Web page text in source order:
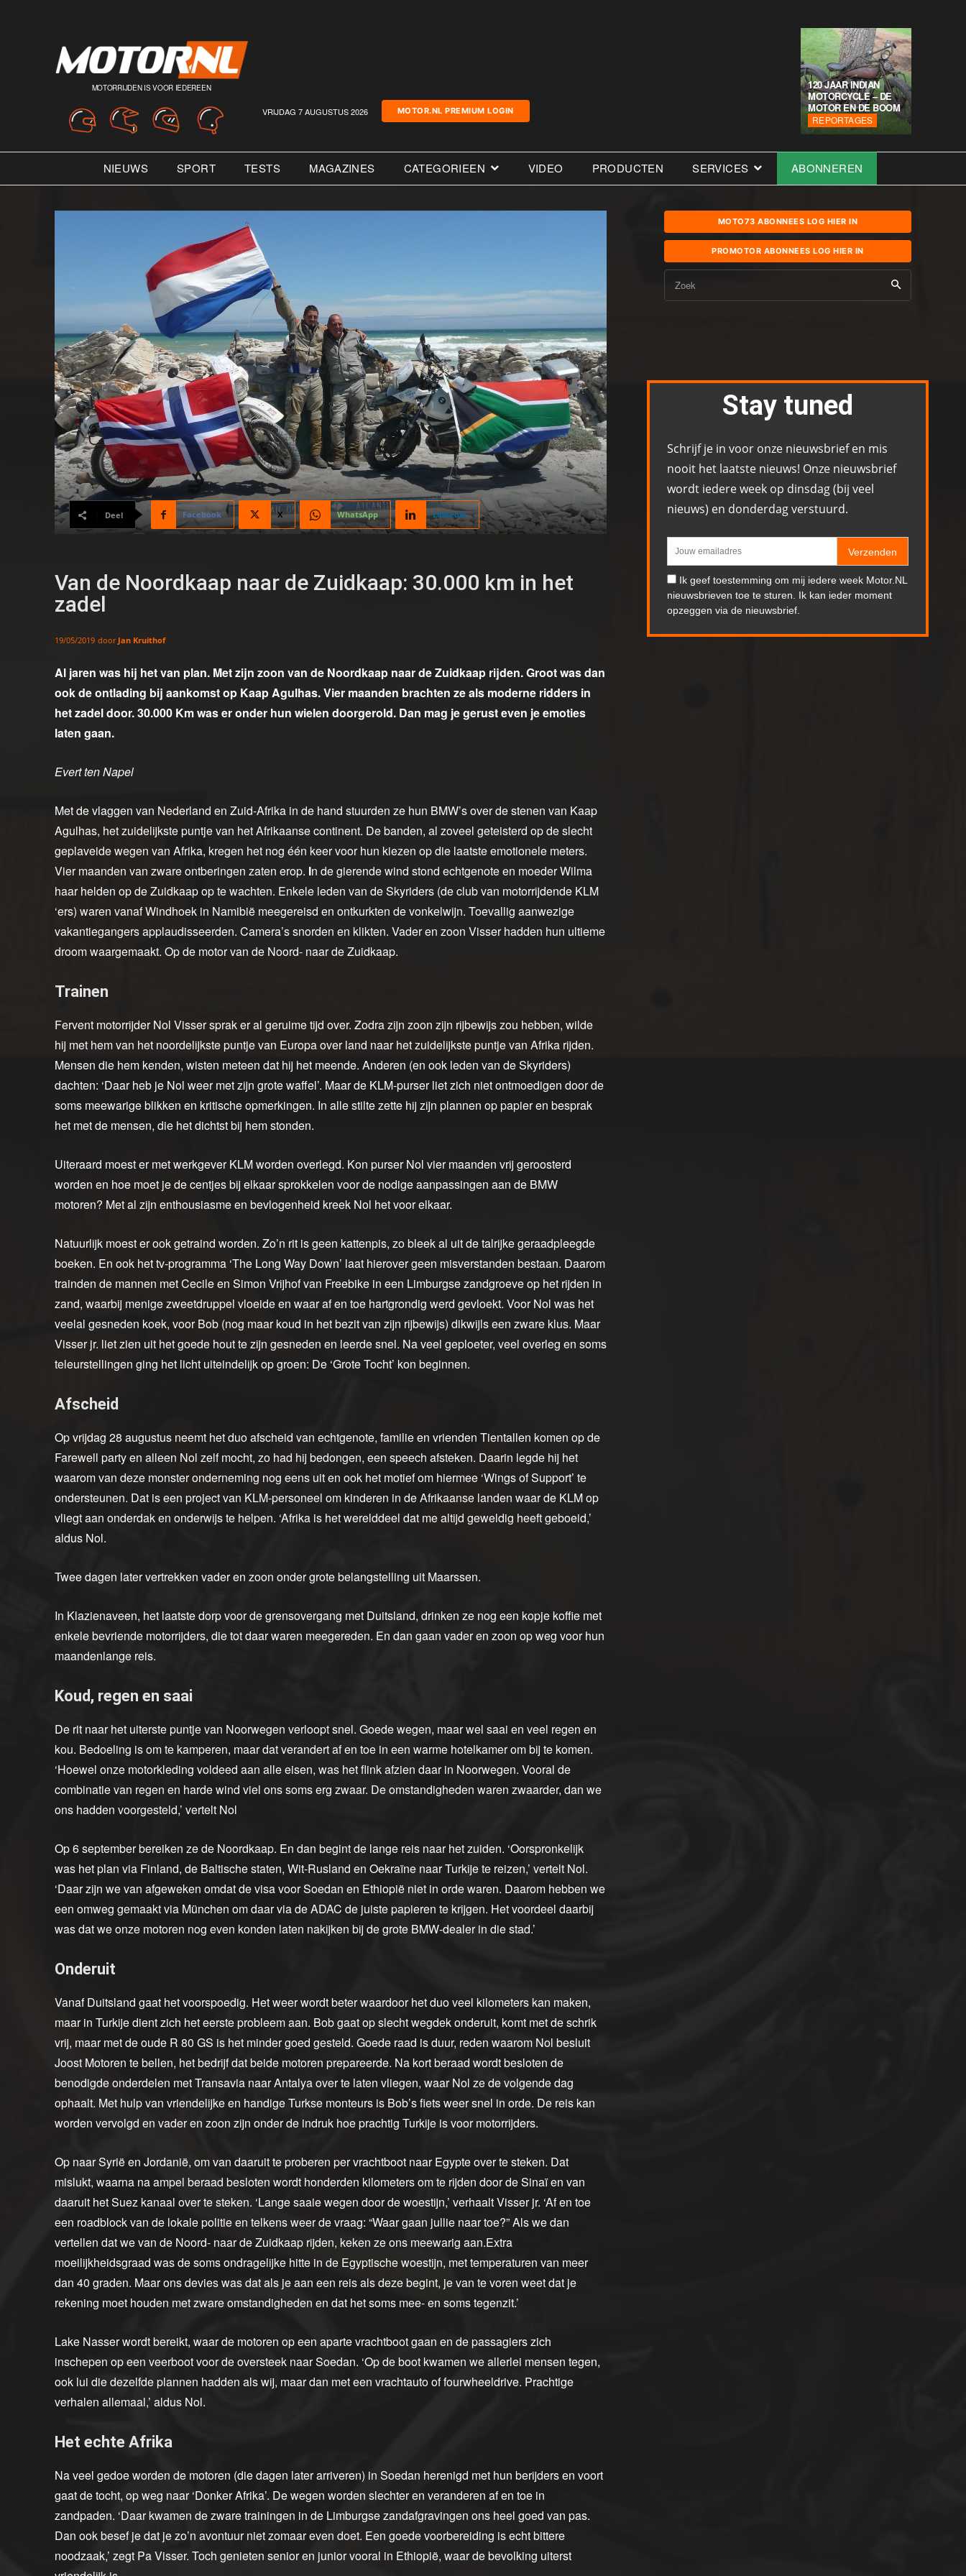
MOTORRIJDEN IS VOOR IEDEREEN
VRIJDAG 7 AUGUSTUS 2026 MOTOR.NL PREMIUM LOGIN
120 JAAR INDIAN
MOTORCYCLE – DE
MOTOR EN DE BOOM
REPORTAGES
NIEUWS SPORT TESTS MAGAZINES CATEGORIEEN VIDEO PRODUCTEN SERVICES ABONNEREN
Deel Facebook X WhatsApp Linkedin
Van de Noordkaap naar de Zuidkaap: 30.000 km in het
zadel
19/05/2019 door Jan Kruithof
Al jaren was hij het van plan. Met zijn zoon van de Noordkaap naar de Zuidkaap rijden. Groot was dan
ook de ontlading bij aankomst op Kaap Agulhas. Vier maanden brachten ze als moderne ridders in
het zadel door. 30.000 Km was er onder hun wielen doorgerold. Dan mag je gerust even je emoties
laten gaan.
Evert ten Napel
Met de vlaggen van Nederland en Zuid-Afrika in de hand stuurden ze hun BMW’s over de stenen van Kaap
Agulhas, het zuidelijkste puntje van het Afrikaanse continent. De banden, al zoveel geteisterd op de slecht
geplaveide wegen van Afrika, kregen het nog één keer voor hun kiezen op die laatste emotionele meters.
Vier maanden van zware ontberingen zaten erop. In de gierende wind stond echtgenote en moeder Wilma
haar helden op de Zuidkaap op te wachten. Enkele leden van de Skyriders (de club van motorrijdende KLM
‘ers) waren vanaf Windhoek in Namibië meegereisd en ontkurkten de vonkelwijn. Toevallig aanwezige
vakantiegangers applaudisseerden. Camera’s snorden en klikten. Vader en zoon Visser hadden hun ultieme
droom waargemaakt. Op de motor van de Noord- naar de Zuidkaap.
Trainen
Fervent motorrijder Nol Visser sprak er al geruime tijd over. Zodra zijn zoon zijn rijbewijs zou hebben, wilde
hij met hem van het noordelijkste puntje van Europa over land naar het zuidelijkste puntje van Afrika rijden.
Mensen die hem kenden, wisten meteen dat hij het meende. Anderen (en ook leden van de Skyriders)
dachten: ‘Daar heb je Nol weer met zijn grote waffel’. Maar de KLM-purser liet zich niet ontmoedigen door de
soms meewarige blikken en kritische opmerkingen. In alle stilte zette hij zijn plannen op papier en besprak
het met de mensen, die het dichtst bij hem stonden.
Uiteraard moest er met werkgever KLM worden overlegd. Kon purser Nol vier maanden vrij geroosterd
worden en hoe moet je de centjes bij elkaar sprokkelen voor de nodige aanpassingen aan de BMW
motoren? Met al zijn enthousiasme en bevlogenheid kreek Nol het voor elkaar.
Natuurlijk moest er ook getraind worden. Zo’n rit is geen kattenpis, zo bleek al uit de talrijke geraadpleegde
boeken. En ook het tv-programma ‘The Long Way Down’ laat hierover geen misverstanden bestaan. Daarom
trainden de mannen met Cecile en Simon Vrijhof van Freebike in een Limburgse zandgroeve op het rijden in
zand, waarbij menige zweetdruppel vloeide en waar af en toe hartgrondig werd gevloekt. Voor Nol was het
veelal gesneden koek, voor Bob (nog maar koud in het bezit van zijn rijbewijs) dikwijls een zware klus. Maar
Visser jr. liet zien uit het goede hout te zijn gesneden en leerde snel. Na veel geploeter, veel overleg en soms
teleurstellingen ging het licht uiteindelijk op groen: De ‘Grote Tocht’ kon beginnen.
Afscheid
Op vrijdag 28 augustus neemt het duo afscheid van echtgenote, familie en vrienden Tientallen komen op de
Farewell party en alleen Nol zelf mocht, zo had hij bedongen, een speech afsteken. Daarin legde hij het
waarom van deze monster onderneming nog eens uit en ook het motief om hiermee ‘Wings of Support’ te
ondersteunen. Dat is een project van KLM-personeel om kinderen in de Afrikaanse landen waar de KLM op
vliegt aan onderdak en onderwijs te helpen. ‘Afrika is het werelddeel dat me altijd geweldig heeft geboeid,’
aldus Nol.
Twee dagen later vertrekken vader en zoon onder grote belangstelling uit Maarssen.
In Klazienaveen, het laatste dorp voor de grensovergang met Duitsland, drinken ze nog een kopje koffie met
enkele bevriende motorrijders, die tot daar waren meegereden. En dan gaan vader en zoon op weg voor hun
maandenlange reis.
Koud, regen en saai
De rit naar het uiterste puntje van Noorwegen verloopt snel. Goede wegen, maar wel saai en veel regen en
kou. Bedoeling is om te kamperen, maar dat verandert af en toe in een warme hotelkamer om bij te komen.
‘Hoewel onze motorkleding voldeed aan alle eisen, was het flink afzien daar in Noorwegen. Vooral de
combinatie van regen en harde wind viel ons soms erg zwaar. De omstandigheden waren zwaarder, dan we
ons hadden voorgesteld,’ vertelt Nol
Op 6 september bereiken ze de Noordkaap. En dan begint de lange reis naar het zuiden. ‘Oorspronkelijk
was het plan via Finland, de Baltische staten, Wit-Rusland en Oekraïne naar Turkije te reizen,’ vertelt Nol.
‘Daar zijn we van afgeweken omdat de visa voor Soedan en Ethiopië niet in orde waren. Daarom hebben we
een omweg gemaakt via München om daar via de ADAC de juiste papieren te krijgen. Het voordeel daarbij
was dat we onze motoren nog even konden laten nakijken bij de grote BMW-dealer in die stad.’
Onderuit
Vanaf Duitsland gaat het voorspoedig. Het weer wordt beter waardoor het duo veel kilometers kan maken,
maar in Turkije dient zich het eerste probleem aan. Bob gaat op slecht wegdek onderuit, komt met de schrik
vrij, maar met de oude R 80 GS is het minder goed gesteld. Goede raad is duur, reden waarom Nol besluit
Joost Motoren te bellen, het bedrijf dat beide motoren prepareerde. Na kort beraad wordt besloten de
benodigde onderdelen met Transavia naar Antalya over te laten vliegen, waar Nol ze de volgende dag
ophaalt. Met hulp van vriendelijke en handige Turkse monteurs is Bob’s fiets weer snel in orde. De reis kan
worden vervolgd en vader en zoon zijn onder de indruk hoe prachtig Turkije is voor motorrijders.
Op naar Syrië en Jordanië, om van daaruit te proberen per vrachtboot naar Egypte over te steken. Dat
mislukt, waarna na ampel beraad besloten wordt honderden kilometers om te rijden door de Sinaï en van
daaruit het Suez kanaal over te steken. ‘Lange saaie wegen door de woestijn,’ verhaalt Visser jr. ‘Af en toe
een roadblock van de lokale politie en telkens weer de vraag: “Waar gaan jullie naar toe?” Als we dan
vertellen dat we van de Noord- naar de Zuidkaap rijden, keken ze ons meewarig aan.Extra
moeilijkheidsgraad was de soms ondragelijke hitte in de Egyptische woestijn, met temperaturen van meer
dan 40 graden. Maar ons devies was dat als je aan een reis als deze begint, je van te voren weet dat je
rekening moet houden met zware omstandigheden en dat het soms mee- en soms tegenzit.’
Lake Nasser wordt bereikt, waar de motoren op een aparte vrachtboot gaan en de passagiers zich
inschepen op een veerboot voor de oversteek naar Soedan. ‘Op de boot kwamen we allerlei mensen tegen,
ook lui die dezelfde plannen hadden als wij, maar dan met een vrachtauto of fourwheeldrive. Prachtige
verhalen allemaal,’ aldus Nol.
Het echte Afrika
Na veel gedoe worden de motoren (die dagen later arriveren) in Soedan herenigd met hun berijders en voort
gaat de tocht, op weg naar ‘Donker Afrika’. De wegen worden slechter en veranderen af en toe in
zandpaden. ‘Daar kwamen de zware trainingen in de Limburgse zandafgravingen ons heel goed van pas.
Dan ook besef je dat je zo’n avontuur niet zomaar even doet. Een goede voorbereiding is echt bittere
noodzaak,’ zegt Pa Visser. Toch genieten senior en junior vooral in Ethiopië, waar de bevolking uiterst
MOTO73 ABONNEES LOG HIER IN
PROMOTOR ABONNEES LOG HIER IN
Zoek
Stay tuned
Schrijf je in voor onze nieuwsbrief en mis
nooit het laatste nieuws! Onze nieuwsbrief
wordt iedere week op dinsdag (bij veel
nieuws) en donderdag verstuurd.
Verzenden
Ik geef toestemming om mij iedere week Motor.NL
nieuwsbrieven toe te sturen. Ik kan ieder moment
opzeggen via de nieuwsbrief.